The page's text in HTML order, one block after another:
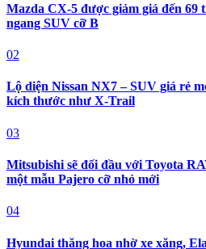
Mazda CX-5 được giảm giá đến 69
ngang SUV cỡ B
02
Lộ diện Nissan NX7 – SUV giá rẻ
kích thước như X-Trail
03
Mitsubishi sẽ đối đầu với Toyota
một mẫu Pajero cỡ nhỏ mới
04
Hyundai thăng hoa nhờ xe xăng,